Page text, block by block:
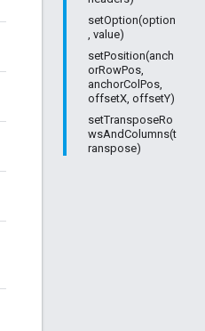
setOption(option
, value)
setPosition(anch
orRowPos,
anchorColPos,
offsetX, offsetY)
setTransposeRo
wsAndColumns(t
ranspose)